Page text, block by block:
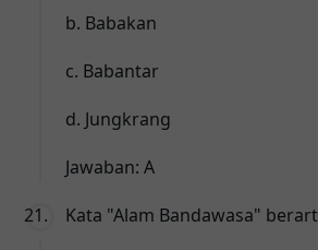
b. Babakan
c. Babantar
d. Jungkrang
Jawaban: A
Kata "Alam Bandawasa"